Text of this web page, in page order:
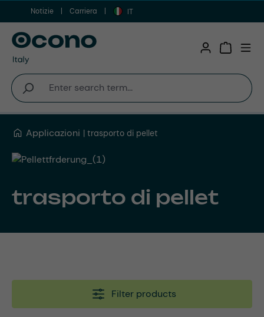
Vai al contenuto principale
Notizie Carriera IT
Applicazioni trasporto di pellet
trasporto di pellet
Filter products